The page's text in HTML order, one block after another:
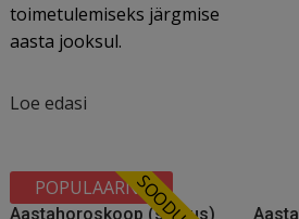
toimetulemiseks järgmise
aasta jooksul.
Loe edasi
POPULAARNE
Aastahoroskoop (saatus)